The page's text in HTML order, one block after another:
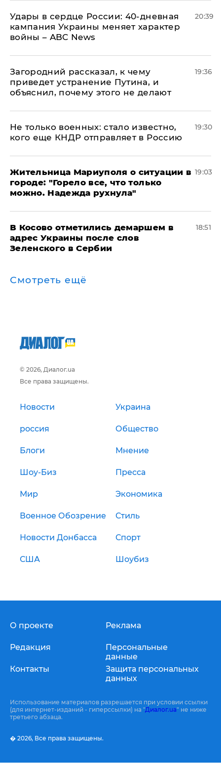
Удары в сердце России: 40-дневная
кампания Украины меняет характер
войны – ABC News
20:39
Загородний рассказал, к чему
приведет устранение Путина, и
объяснил, почему этого не делают
19:36
Не только военных: стало известно,
кого еще КНДР отправляет в Россию
19:30
Жительница Мариуполя о ситуации в
городе: "Горело все, что только
можно. Надежда рухнула"
19:03
В Косово отметились демаршем в
адрес Украины после слов
Зеленского в Сербии
18:51
Смотреть ещё
© 2026, Диалог.ua
Все права защищены.
Новости Украина
россия Общество
Блоги Мнение
Шоу-Биз Пресса
Мир Экономика
Военное Обозрение Стиль
Новости Донбасса Спорт
США Шоубиз
О проекте
Редакция
Контакты
Реклама
Персональные
данные
Защита персональных
данных
Использование материалов разрешается при условии ссылки
(для интернет-изданий - гиперссылки) на "Диалог.ua" не ниже
третьего абзаца.
� 2026, Все права защищены.